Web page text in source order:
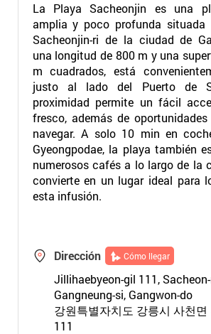
La Playa Sacheonjin es una
amplia y poco profunda
Sacheonjin-ri de la ciudad de
una longitud de 800 m y una
m cuadrados, está
justo al lado del Puerto de
proximidad permite un fácil
fresco, además de
navegar. A solo 10 min en
Gyeongpodae, la playa también
numerosos cafés a lo largo de la
convierte en un lugar ideal para
esta infusión.
Dirección Cómo llegar
Jillihaebyeon-gil 111,
Gangneung-si, Gangwon-do
강원특별자치도 강릉시 사천면
111